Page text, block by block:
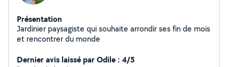
Présentation
Jardinier paysagiste qui souhaite arrondir ses fin de mois
et rencontrer du monde
Dernier avis laissé par Odile : 4/5